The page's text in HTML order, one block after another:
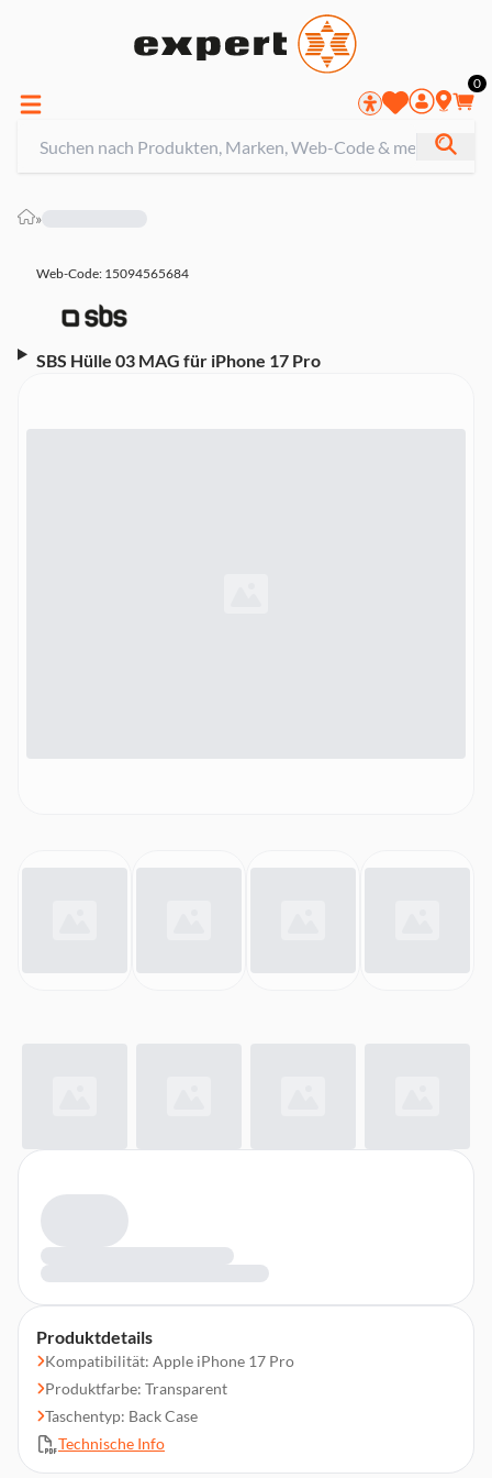
0
»
Web-Code: 15094565684
SBS Hülle 03 MAG für iPhone 17 Pro
Produktdetails
Kompatibilität: Apple iPhone 17 Pro
Produktfarbe: Transparent
Taschentyp: Back Case
Technische Info